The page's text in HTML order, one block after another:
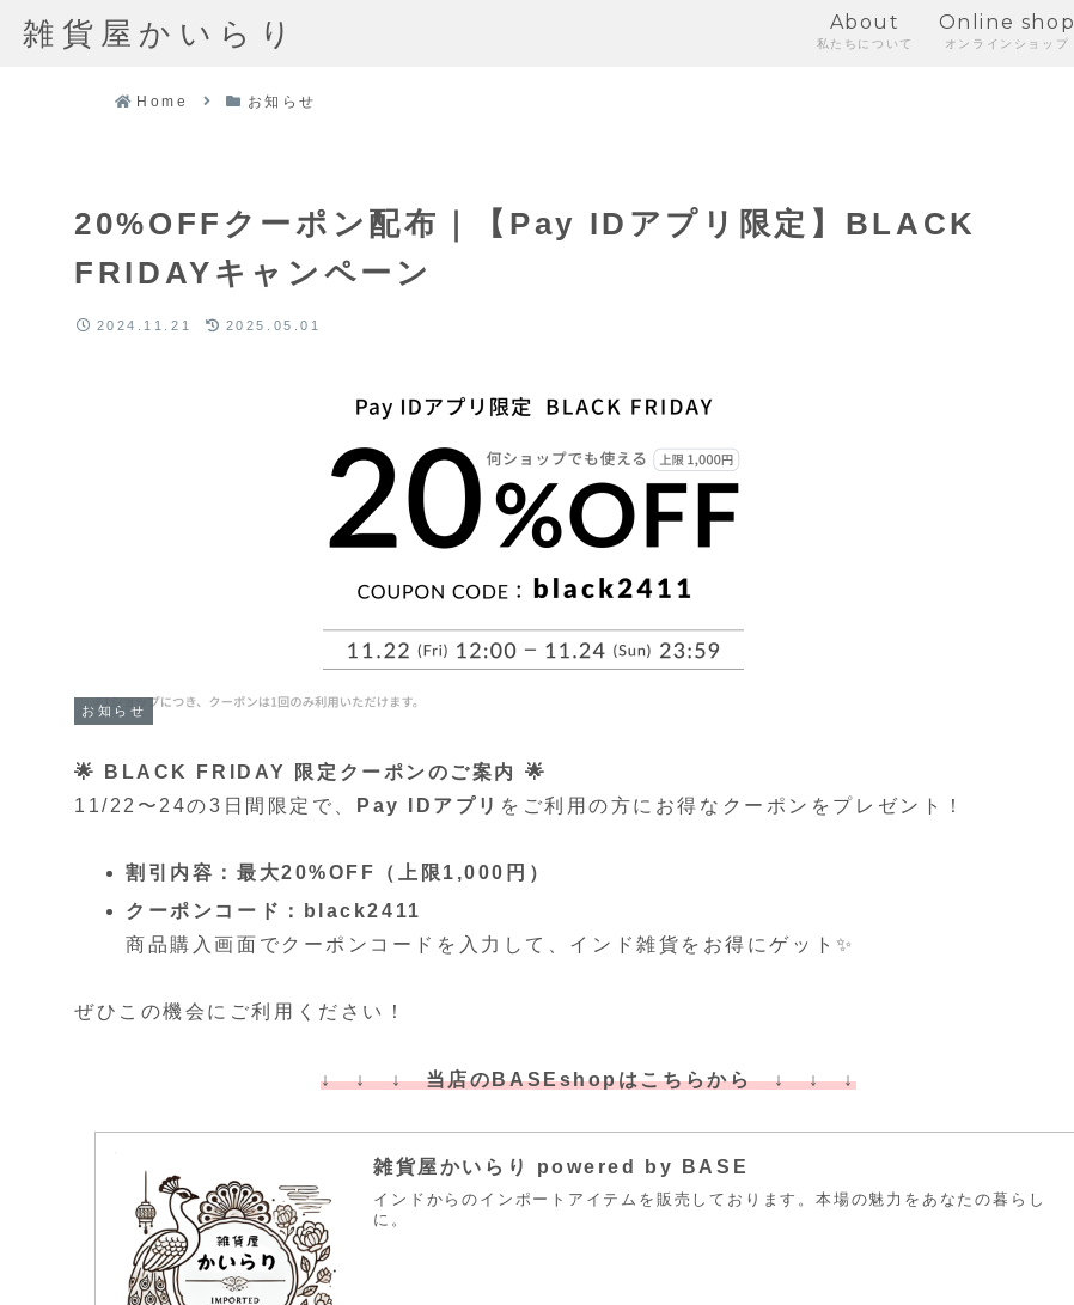
雑貨屋かいらり About
私たちについて
Online shop
オンラインショップ
Home お知らせ
20%OFFクーポン配布｜【Pay IDアプリ限定】BLACK
FRIDAYキャンペーン
お知らせ
2024.11.21 2025.05.01
🌟 BLACK FRIDAY 限定クーポンのご案内 🌟
11/22〜24の3日間限定で、
Pay IDアプリ をご利用の方にお得なクーポンをプレゼント！
割引内容：最大20%OFF（上限1,000円）
クーポンコード：black2411
商品購入画面でクーポンコードを入力して、インド雑貨をお得にゲット✨
ぜひこの機会にご利用ください！
↓ ↓ ↓ 当店のBASEshopはこちらから ↓ ↓ ↓
雑貨屋かいらり powered by BASE
インドからのインポートアイテムを販売しております。本場の魅力をあなたの暮らし
に。